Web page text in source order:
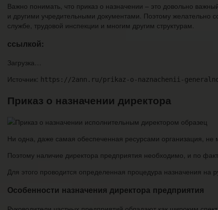
Важно понимать, что приказ о назначении – это довольно
и другими учредительными документами. Поэтому желательно
службе, трудовой инспекции и многим другим структурам.
ссылкой:
Загрузка…
Источник: https://2ann.ru/prikaz-o-naznachenii-
Приказ о назначении директора
Ни одна, даже самая обеспеченная ресурсами организация, не
Поэтому наличие директора предприятия необходимо, и по
Для этого проводится определенная процедура назначения
Особенности назначения директора предприятия